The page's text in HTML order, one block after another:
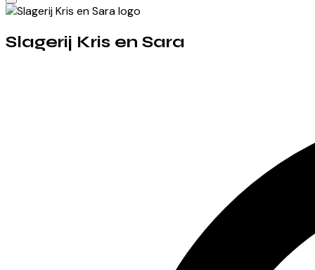
Slagerij Kris en Sara